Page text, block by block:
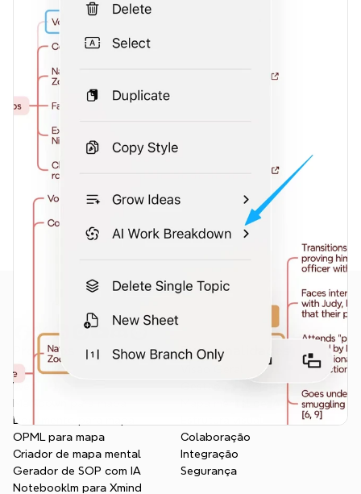
Produtos
Aplicativo
Web
Documento para mapa
OPML para mapa
Criador de mapa mental
Gerador de SOP com IA
Notebooklm para Xmind
Funcionalidades
Colaboração
Integração
Segurança